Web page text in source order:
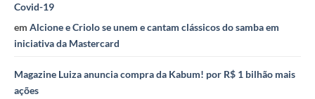
Covid-19
em Alcione e Criolo se unem e cantam clássicos do samba em
iniciativa da Mastercard
Magazine Luiza anuncia compra da Kabum! por R$ 1 bilhão mais
ações